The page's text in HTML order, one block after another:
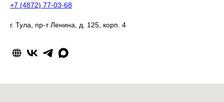
+7 (4872) 77-03-68
г. Тула, пр-т Ленина, д. 125, корп. 4